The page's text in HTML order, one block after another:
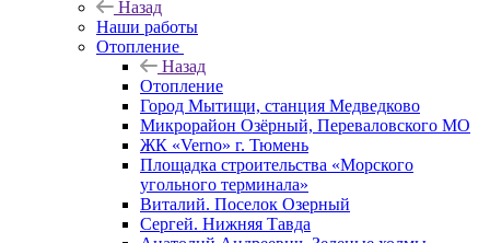
Назад
Наши работы
Отопление
Назад
Отопление
Город Мытищи, станция Медведково
Микрорайон Озёрный, Переваловского МО
ЖК «Verno» г. Тюмень
Площадка строительства «Морского
угольного терминала»
Виталий. Поселок Озерный
Сергей. Нижняя Тавда